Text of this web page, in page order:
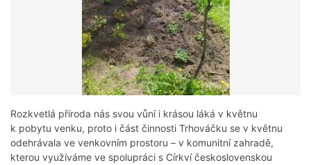
Rozkvetlá příroda nás svou vůní i krásou láká v květnu
k pobytu venku, proto i část činnosti Trhováčku se v květnu
odehrávala ve venkovním prostoru – v komunitní zahradě,
kterou využíváme ve spolupráci s Církví československou